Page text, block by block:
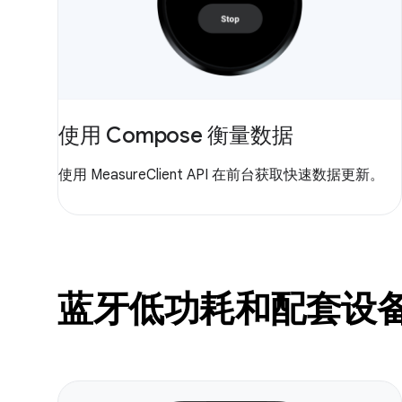
使用 Compose 衡量数据
使用 MeasureClient API 在前台获取快速数据更新。
蓝牙低功耗和配套设